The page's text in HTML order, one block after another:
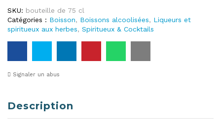
SKU: bouteille de 75 cl
Catégories : Boisson, Boissons alcoolisées, Liqueurs et
spiritueux aux herbes, Spiritueux & Cocktails
Signaler un abus
Description